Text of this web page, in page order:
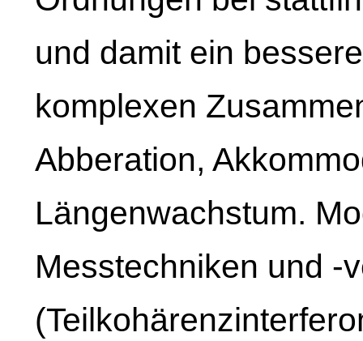
und damit ein
komplexen
Abberation,
Längenwachstum.
Messtechniken und -